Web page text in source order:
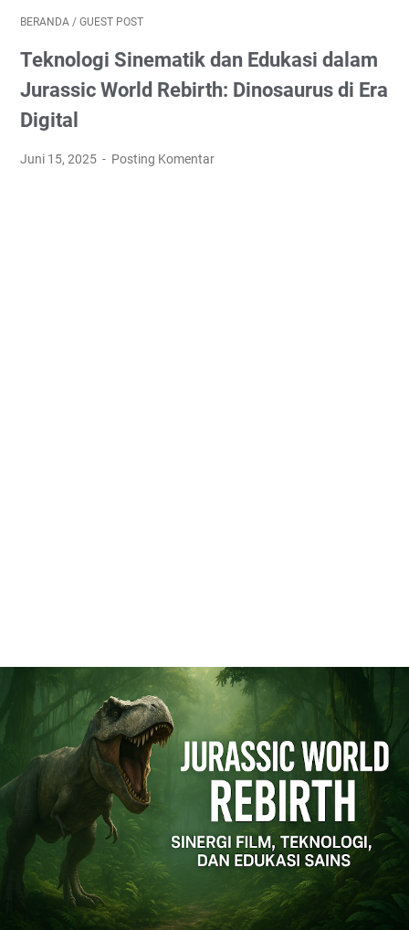
BERANDA / GUEST POST
Teknologi Sinematik dan Edukasi dalam
Jurassic World Rebirth: Dinosaurus di Era
Digital
Juni 15, 2025 Posting Komentar